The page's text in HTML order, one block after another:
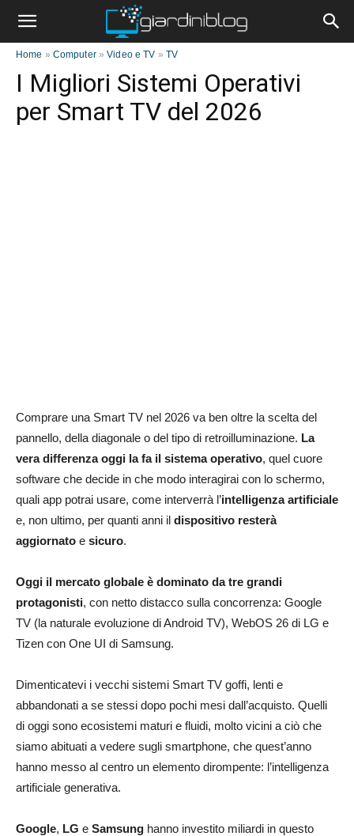
Home » Computer»Video e TV » TV
I Migliori Sistemi Operativi
per Smart TV del 2026
Comprare una Smart TV nel 2026 va ben oltre la scelta del
pannello, della diagonale o del tipo di retroilluminazione. La
vera differenza oggi la fa il sistema operativo, quel cuore
software che decide in che modo interagirai con lo schermo,
quali app potrai usare, come interverrà l’intelligenza artificiale
e, non ultimo, per quanti anni il dispositivo resterà
aggiornato e sicuro.
Oggi il mercato globale è dominato da tre grandi
protagonisti, con netto distacco sulla concorrenza: Google
TV (la naturale evoluzione di Android TV), WebOS 26 di LG e
Tizen con One UI di Samsung.
Dimenticatevi i vecchi sistemi Smart TV goffi, lenti e
abbandonati a se stessi dopo pochi mesi dall’acquisto. Quelli
di oggi sono ecosistemi maturi e fluidi, molto vicini a ciò che
siamo abituati a vedere sugli smartphone, che quest’anno
hanno messo al centro un elemento dirompente: l’intelligenza
artificiale generativa.
Google, LG e Samsung hanno investito miliardi in questo